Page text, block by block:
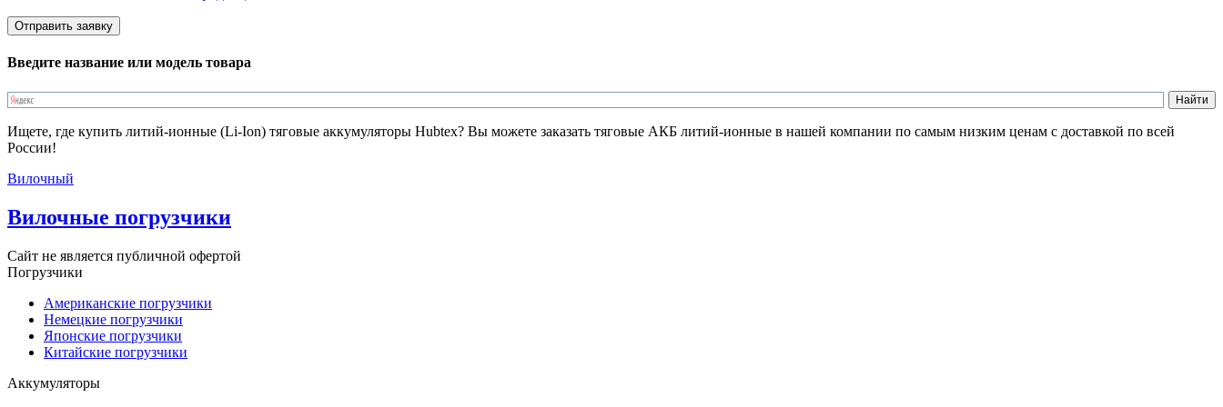
Введите название или модель товара
Ищете, где купить литий-ионные (Li-Ion) тяговые аккумуляторы Hubtex? Вы можете заказать тяговые АКБ литий-ионные в нашей компании по самым низким ценам с доставкой по всей
России!
Вилочный
Вилочные погрузчики
Сайт не является публичной офертой
Погрузчики
Американские погрузчики
Немецкие погрузчики
Японские погрузчики
Китайские погрузчики
Аккумуляторы